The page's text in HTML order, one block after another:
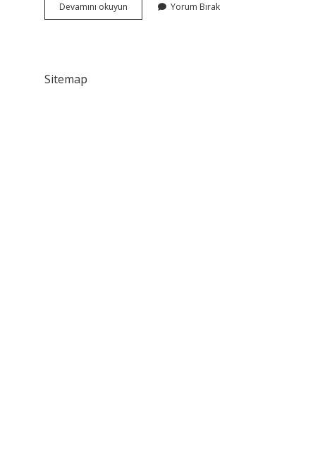
Devamını okuyun
Deyiş
Yorum Bırak
Sitemap